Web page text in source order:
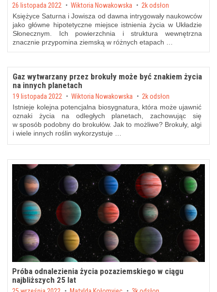
Posted on
26 listopada 2022 byWiktoria Nowakowska 2k odsłon
Księżyce Saturna i Jowisza od dawna intrygowały naukowców
jako główne hipotetyczne miejsce istnienia życia w Układzie
Słonecznym. Ich powierzchnia i struktura wewnętrzna
znacznie przypomina ziemską w różnych etapach …
Gaz wytwarzany przez brokuły może być znakiem życia
na innych planetach
Posted on
19 listopada 2022 byWiktoria Nowakowska 2k odsłon
Istnieje kolejna potencjalna biosygnatura, która może ujawnić
oznaki życia na odległych planetach, zachowując się
w sposób podobny do brokułów. Jak to możliwe? Brokuły, algi
i wiele innych roślin wykorzystuje …
Próba odnalezienia życia pozaziemskiego w ciągu
najbliższych 25 lat